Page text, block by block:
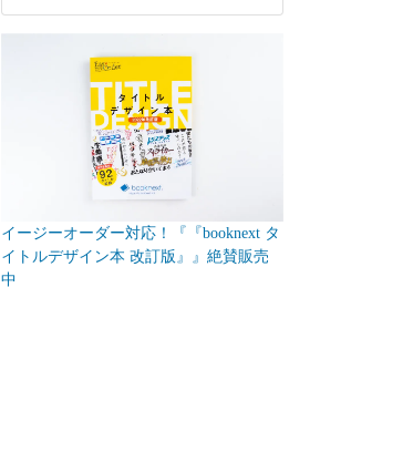
イージーオーダー対応！『『booknext タ
イトルデザイン本 改訂版』』絶賛販売
中